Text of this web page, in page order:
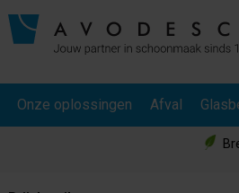
Onze oplossingen Afval